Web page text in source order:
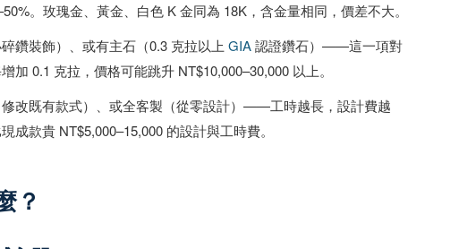
。玫瑰金、黃金、白色 K 金同為 18K，含金量相同，價差不大。
鑽裝飾）、或有主石（0.3 克拉以上 GIA認證鑽石）——這一項對
加 0.1 克拉，價格可能跳升 NT$10,000–30,000 以上。
改既有款式）、或全客製（從零設計）——工時越長，設計費越
成款貴 NT$5,000–15,000 的設計與工時費。
？